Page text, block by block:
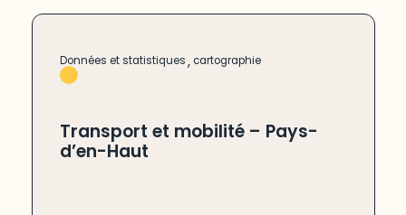
Données et statistiques, cartographie
Transport et mobilité – Pays-
d’en-Haut